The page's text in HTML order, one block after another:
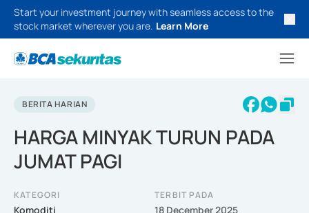
Start your investment journey with seamless access to the
stock market wherever you are. Learn More
BERITA HARIAN
HARGA MINYAK TURUN PADA
JUMAT PAGI
KATEGORI
Komoditi
TERBIT PADA
18 December 2025